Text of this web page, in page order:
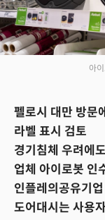
아
펠로시 대만 방문
라벨 표시 검토
경기침체 우려에
업체 아이로봇 인
인플레의공유기
도어대시는 사용